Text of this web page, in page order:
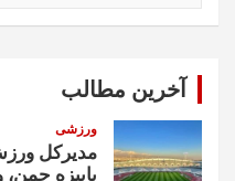
آخرین مطالب
ورزشی
مدیرکل
پاییزه